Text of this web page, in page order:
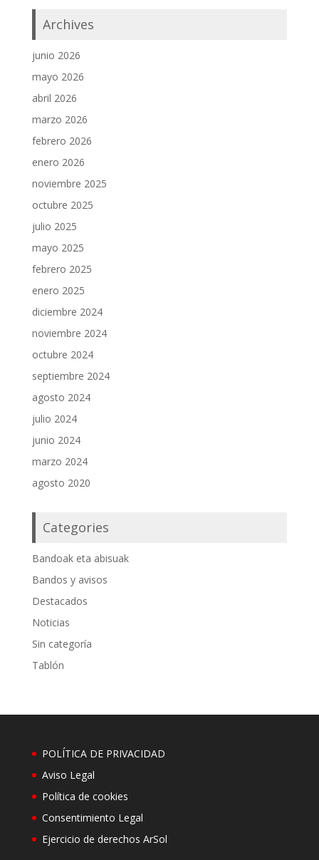
Archives
junio 2026
mayo 2026
abril 2026
marzo 2026
febrero 2026
enero 2026
noviembre 2025
octubre 2025
julio 2025
mayo 2025
febrero 2025
enero 2025
diciembre 2024
noviembre 2024
octubre 2024
septiembre 2024
agosto 2024
julio 2024
junio 2024
marzo 2024
agosto 2020
Categories
Bandoak eta abisuak
Bandos y avisos
Destacados
Noticias
Sin categoría
Tablón
POLÍTICA DE PRIVACIDAD
Aviso Legal
Política de cookies
Consentimiento Legal
Ejercicio de derechos ArSol